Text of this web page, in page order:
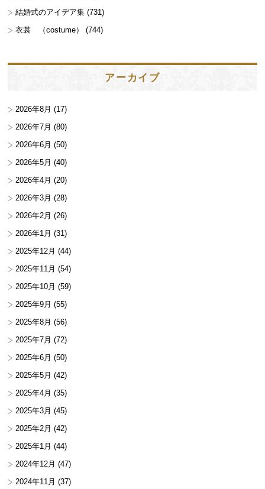
結婚式のアイデア集 (731)
衣裳 （costume）
(744)
アーカイブ
2026年8月 (17)
2026年7月 (80)
2026年6月 (50)
2026年5月 (40)
2026年4月 (20)
2026年3月 (28)
2026年2月 (26)
2026年1月 (31)
2025年12月 (44)
2025年11月 (54)
2025年10月 (59)
2025年9月 (55)
2025年8月 (56)
2025年7月 (72)
2025年6月 (50)
2025年5月 (42)
2025年4月 (35)
2025年3月 (45)
2025年2月 (42)
2025年1月 (44)
2024年12月 (47)
2024年11月 (37)